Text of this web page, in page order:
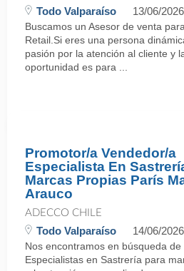
Todo Valparaíso 13/06/2026
Buscamos un Asesor de venta
Retail.Si eres una persona
pasión por la atención al cliente y
oportunidad es para ...
Promotor/a Vendedor/a
Especialista En
Marcas Propias París
Arauco
ADECCO CHILE
Todo Valparaíso 14/06/2026
Nos encontramos en búsqueda
Especialistas en Sastrería para